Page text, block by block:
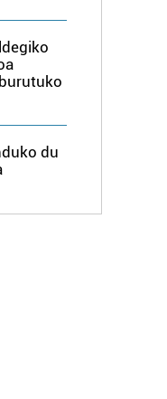
du